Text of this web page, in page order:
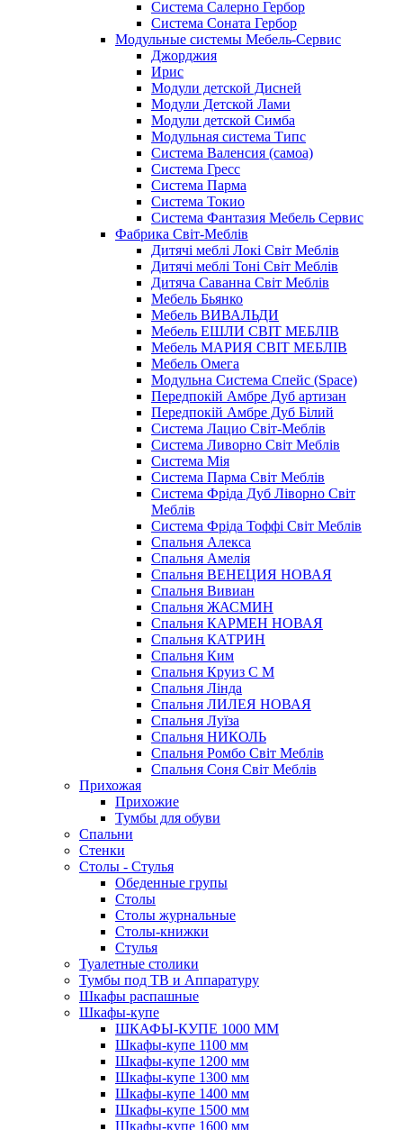
Система Салерно Гербор
Система Соната Гербор
Модульные системы Мебель-Сервис
Джорджия
Ирис
Модули детской Дисней
Модули Детской Лами
Модули детской Симба
Модульная система Типс
Система Валенсия (самоа)
Система Гресс
Система Парма
Система Токио
Система Фантазия Мебель Сервис
Фабрика Світ-Меблів
Дитячі меблі Локі Світ Меблів
Дитячі меблі Тоні Світ Меблів
Дитяча Саванна Світ Меблів
Мебель Бьянко
Мебель ВИВАЛЬДИ
Мебель ЕШЛИ СВІТ МЕБЛІВ
Мебель МАРИЯ СВІТ МЕБЛІВ
Мебель Омега
Модульна Cистема Спейс (Space)
Передпокій Амбре Дуб артизан
Передпокій Амбре Дуб Білий
Система Лацио Світ-Меблів
Система Ливорно Світ Меблів
Система Мія
Система Парма Свiт Меблiв
Система Фріда Дуб Ліворно Світ
Меблів
Система Фріда Тоффі Світ Меблів
Спальня Алекса
Спальня Амелія
Спальня ВЕНЕЦИЯ НОВАЯ
Спальня Вивиан
Спальня ЖАСМИН
Спальня КАРМЕН НОВАЯ
Спальня КАТРИН
Спальня Ким
Спальня Круиз С М
Спальня Лінда
Спальня ЛИЛЕЯ НОВАЯ
Спальня Луїза
Спальня НИКОЛЬ
Спальня Ромбо Світ Меблів
Спальня Соня Світ Меблів
Прихожая
Прихожие
Тумбы для обуви
Спальни
Стенки
Столы - Стулья
Обеденные групы
Столы
Столы журнальные
Столы-книжки
Стулья
Туалетные столики
Тумбы под ТВ и Аппаратуру
Шкафы распашные
Шкафы-купе
ШКАФЫ-КУПЕ 1000 ММ
Шкафы-купе 1100 мм
Шкафы-купе 1200 мм
Шкафы-купе 1300 мм
Шкафы-купе 1400 мм
Шкафы-купе 1500 мм
Шкафы-купе 1600 мм